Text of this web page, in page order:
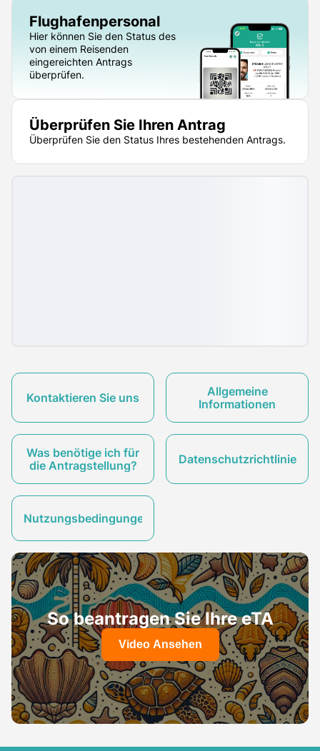
Flughafenpersonal
Hier können Sie den Status des
von einem Reisenden
eingereichten Antrags
überprüfen.
Überprüfen Sie Ihren Antrag
Überprüfen Sie den Status Ihres bestehenden Antrags.
Kontaktieren Sie uns
Allgemeine
Informationen
Was benötige ich für
die Antragstellung?
Datenschutzrichtlinie
Nutzungsbedingungen
So beantragen Sie Ihre eTA
Video Ansehen